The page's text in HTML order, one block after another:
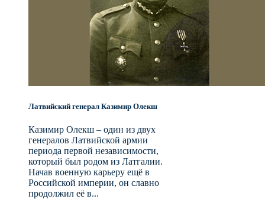
Латвийский генерал Казимир Олекш
Казимир Олекш – один из двух
генералов Латвийской армии
периода первой независимости,
который был родом из Латгалии.
Начав военную карьеру ещё в
Российской империи, он славно
продолжил её в...